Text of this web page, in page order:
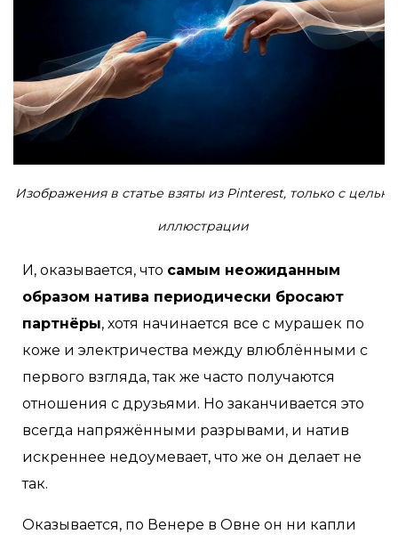
Изображения в статье взяты из Pinterest, только с целью
иллюстрации
И, оказывается, что самым неожиданным
образом натива периодически бросают
партнёры, хотя начинается все с мурашек по
коже и электричества между влюблёнными с
первого взгляда, так же часто получаются
отношения с друзьями. Но заканчивается это
всегда напряжёнными разрывами, и натив
искреннее недоумевает, что же он делает не
так.
Оказывается, по Венере в Овне он ни капли